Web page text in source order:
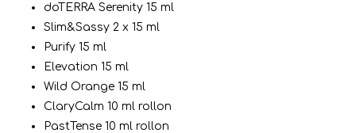
doTERRA Serenity 15 ml
Slim&Sassy 2 x 15 ml
Purify 15 ml
Elevation 15 ml
Wild Orange 15 ml
ClaryCalm 10 ml rollon
PastTense 10 ml rollon